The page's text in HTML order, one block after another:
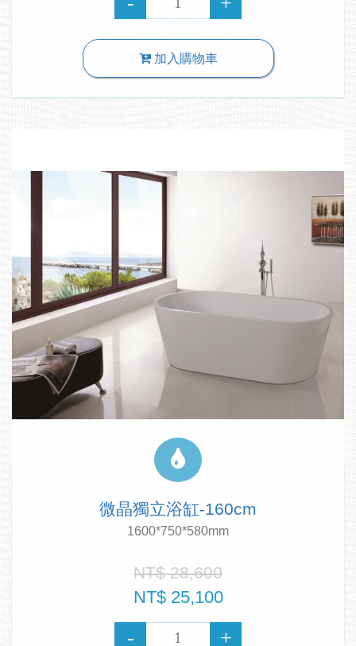
加入購物車
微晶獨立浴缸-160cm
1600*750*580mm
NT$ 28,600
NT$ 25,100